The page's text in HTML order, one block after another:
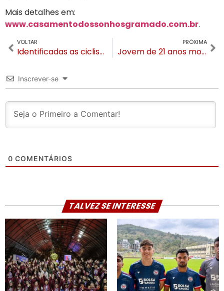
Mais detalhes em:
www.casamentodossonhosgramado.com.br.
VOLTAR
Identificadas as ciclistas vítimas de atropelamento na RS-115 em Três Coroas
PRÓXIMA
Jovem de 21 anos morre após colisão na ERS-115 em Gramado
Inscrever-se
0 COMENTÁRIOS
TALVEZ SE INTERESSE